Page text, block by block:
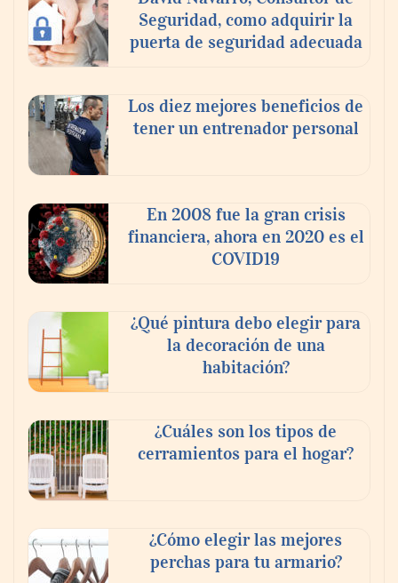
‘El ransomware se puede vencer. No
Ricardo Palacio Escobar
Seguridad, como adquirir la
puerta de seguridad adecuada
Los diez mejores beneficios de
tener un entrenador personal
En 2008 fue la gran crisis
financiera, ahora en 2020 es el
COVID19
¿Qué pintura debo elegir para
la decoración de una
habitación?
¿Cuáles son los tipos de
cerramientos para el hogar?
¿Cómo elegir las mejores
perchas para tu armario?